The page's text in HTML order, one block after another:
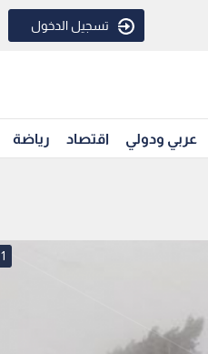
تسجيل الدخول
عربي ودولي اقتصاد رياضة
1